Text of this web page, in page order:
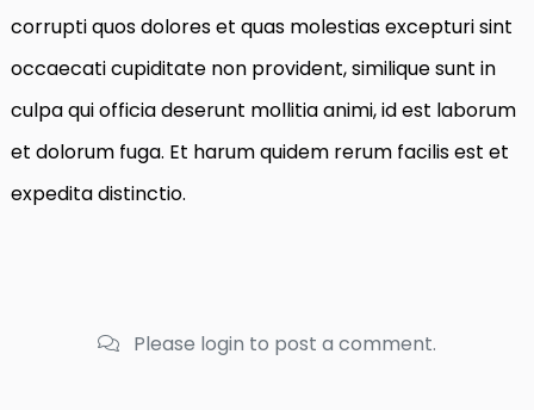
corrupti quos dolores et quas molestias excepturi sint
occaecati cupiditate non provident, similique sunt in
culpa qui officia deserunt mollitia animi, id est laborum
et dolorum fuga. Et harum quidem rerum facilis est et
expedita distinctio.
Please login to post a comment.